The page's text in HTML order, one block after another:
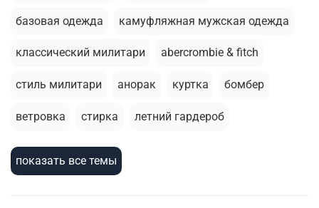
базовая одежда камуфляжная мужская одежда
классический милитари abercrombie & fitch
стиль милитари анорак куртка бомбер
ветровка стирка летний гардероб
базовая футболка
показать все темы